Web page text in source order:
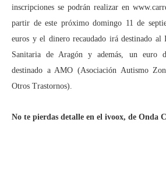
inscripciones se podrán realizar en
partir de este próximo domingo 11 de
euros y el dinero recaudado irá destinado al
Sanitaria de Aragón y además, un euro
destinado a AMO (Asociación Autismo
Otros Trastornos).
No te pierdas detalle en el ivoox, de Onda